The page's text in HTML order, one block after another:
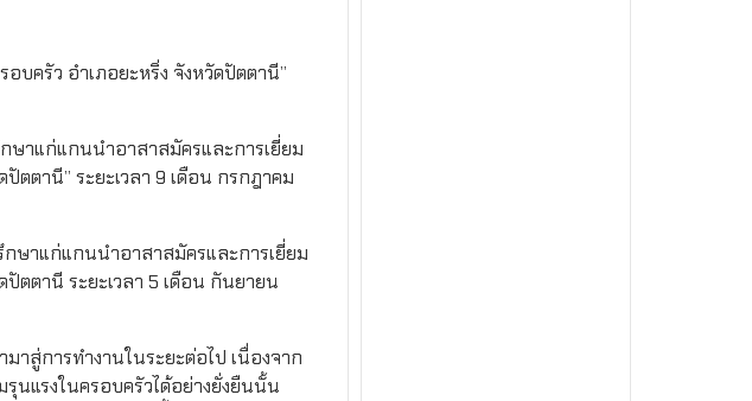
บครัว อำเภอยะหริ่ง จังหวัดปัตตานี”
ษาแก่แกนนำอาสาสมัครและการเยี่ยม
ตานี” ระยะเวลา 9 เดือน กรกฎาคม
ษาแก่แกนนำอาสาสมัครและการเยี่ยม
ตตานี ระยะเวลา 5 เดือน กันยายน
าสู่การทำงานในระยะต่อไป เนื่องจาก
แรงในครอบครัวได้อย่างยั่งยืนนั้น